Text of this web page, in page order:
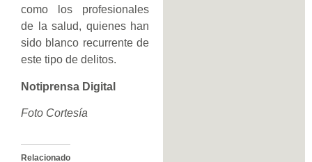
como los profesionales
de la salud, quienes han
sido blanco recurrente de
este tipo de delitos.
Notiprensa Digital
Foto Cortesía
Relacionado